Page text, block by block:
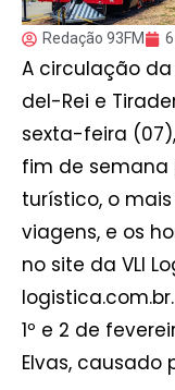
Redação 93FM
A circulação
del-Rei e
sexta-feira
fim de semana
turístico, o
viagens, e os
no site da VLI
1º e 2 de
Elvas, causado